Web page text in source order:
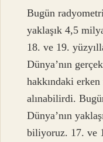
Bugün
yaklaşık 4,5
18. ve 19.
Dünya’nın
hakkındaki
alınabilirdi.
Dünya’nın
biliyoruz. 17. ve